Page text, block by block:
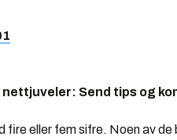
Send tips og
fire eller fem sifre. Noen av